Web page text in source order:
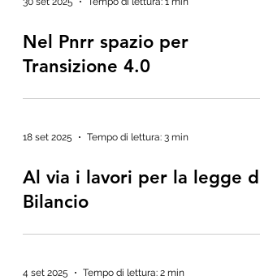
Nel Pnrr spazio per
Transizione 4.0
18 set 2025 Tempo di lettura: 3 min
Al via i lavori per la legge di
Bilancio
4 set 2025 Tempo di lettura: 2 min